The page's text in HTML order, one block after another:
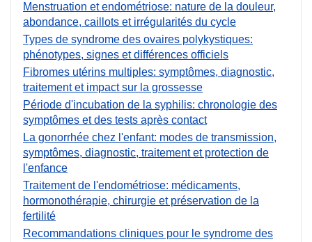
Menstruation et endométriose: nature de la douleur,
abondance, caillots et irrégularités du cycle
Types de syndrome des ovaires polykystiques:
phénotypes, signes et différences officiels
Fibromes utérins multiples: symptômes, diagnostic,
traitement et impact sur la grossesse
Période d'incubation de la syphilis: chronologie des
symptômes et des tests après contact
La gonorrhée chez l'enfant: modes de transmission,
symptômes, diagnostic, traitement et protection de
l'enfance
Traitement de l'endométriose: médicaments,
hormonothérapie, chirurgie et préservation de la
fertilité
Recommandations cliniques pour le syndrome des